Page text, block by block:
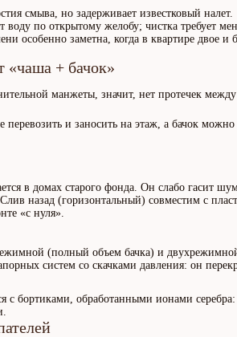
смыва, но задерживает известковый налет.
воду по открытому желобу; чистка требует
особенно заметна, когда в квартире двое и
«чаша + бачок»
манжеты, значит, нет протечек между
перевозить и заносить на этаж, а бачок можно
в домах старого фонда. Он слабо гасит
назад (горизонтальный) совместим с
«с нуля».
(полный объем бачка) и
систем со скачками давления: он
с бортиками, обработанными ионами серебра: